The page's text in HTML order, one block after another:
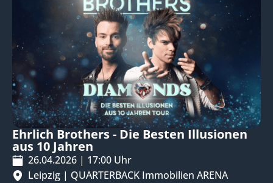
Ehrlich Brothers - Die Besten Illusionen
aus 10 Jahren
26.04.2026 | 17:00 Uhr
Leipzig | QUARTERBACK Immobilien ARENA